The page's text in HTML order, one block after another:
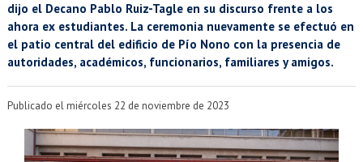
BIBLIOTECAS
EXTENSIÓN
Académicos Estudiantes
Egresados Funcionarios
dijo el Decano Pablo Ruiz-Tagle en su discurso frente a los
ahora ex estudiantes. La ceremonia nuevamente se efectuó en
el patio central del edificio de Pío Nono con la presencia de
autoridades, académicos, funcionarios, familiares y amigos.
Publicado el miércoles 22 de noviembre de 2023